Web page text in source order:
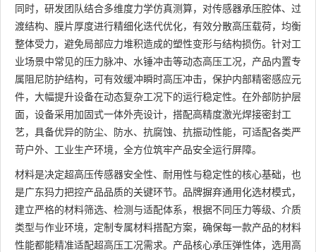
同时，研发团队结合多维度力学仿真测算，对传感器承压腔体、过
渡结构、膜片厚度进行精细化迭代优化，有效分散高压载荷，均衡
整体受力，避免局部应力堆积造成的塑性变形与结构损伤。针对工
业场景中常见的压力脉冲、水锤冲击等动态高压工况，产品内置专
属阻尼防护结构，可有效缓冲瞬时高压冲击，保护内部精密感应元
件，大幅提升设备在动态复杂工况下的运行稳定性。在外部防护层
面，设备采用加固式一体外壳设计，搭配高精度激光焊接密封工
艺，具备优异的防尘、防水、抗腐蚀、抗振动性能，可适配各类严
苛户外、工业生产环境，全方位筑牢产品安全运行屏障。
材料是决定超高压传感器安全性、耐用性与稳定性的核心基础，也
是广东犸力把控产品品质的关键环节。品牌摒弃通用化选材模式，
建立严格的材料筛选、检测与适配体系，根据不同压力等级、介质
类型与作业环境，定制专属材料搭配方案，确保每一款产品的材料
性能都能精准适配超高压工况需求。产品核心承压弹性体，选用高